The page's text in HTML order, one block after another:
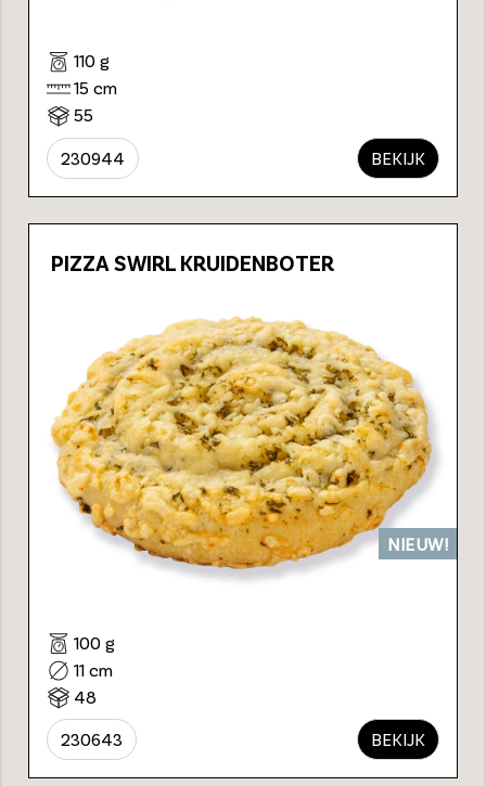
110 g
15 cm
55
230944 BEKIJK
PIZZA SWIRL KRUIDENBOTER
NIEUW!
100 g
11 cm
48
230643 BEKIJK